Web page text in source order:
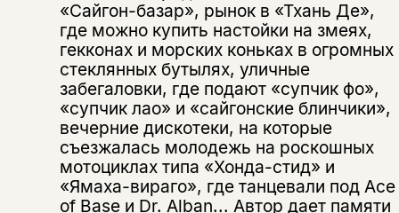
«Сайгон-базар», рынок в «Тхань Де»,
где можно купить настойки на змеях,
гекконах и морских коньках в огромных
стеклянных бутылях, уличные
забегаловки, где подают «супчик фо»,
«супчик лао» и «сайгонские блинчики»,
вечерние дискотеки, на которые
съезжалась молодежь на роскошных
мотоциклах типа «Хонда-стид» и
«Ямаха-вираго», где танцевали под Ace
of Base и Dr. Alban... Автор дает памяти
Подписка на рассылку
Раз в неделю мы отправляем рассылку
о книгах и событиях «НЛО».
За подписку дарим промокод на
скидку 15%
Этой книги временно
нет в продаже.
Вы можете подписаться на
уведомления, и при поступлении книги
на склад получить письмо на указанный
электронный адрес.
Эта книга
не предназначена для
несовершеннолетних